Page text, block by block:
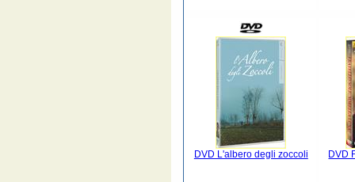
DVD L'albero degli zoccoli DVD